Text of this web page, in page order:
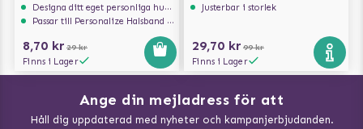
Designa ditt eget personliga hundhalsband
Passar till Personalize Halsband 30mm
8,70 kr 29 kr
Finns i Lager
Justerbar i storlek
29,70 kr 99 kr
Finns i Lager
Ange din mejladress för att
Håll dig uppdaterad med nyheter och kampanjerbjudanden.
Vad kan hundar äta?